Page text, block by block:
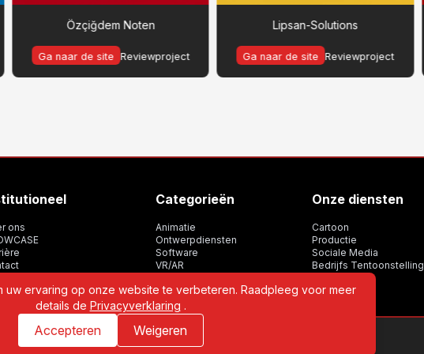
Özçiğdem Noten
Ga naar de site Reviewproject
Lipsan-Solutions
Ga naar de site Reviewproject
ons
Categorieën
Animatie
Ontwerpdiensten
Software
VR/AR
Onze diensten
Cartoon
Productie
Sociale Media
Bedrijfs Tentoonstelling
uw ervaring op onze website te verbeteren. Raadpleeg voor meer
details de Privacyverklaring .
Accepteren Weigeren